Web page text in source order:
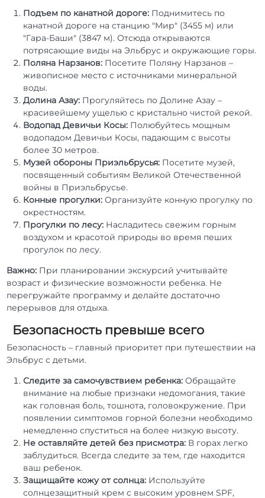
Подъем по канатной дороге: Поднимитесь по
канатной дороге на станцию "Мир" (3455 м) или
"Гара-Баши" (3847 м). Отсюда открываются
потрясающие виды на Эльбрус и окружающие горы.
Поляна Нарзанов: Посетите Поляну Нарзанов –
живописное место с источниками минеральной
воды.
Долина Азау: Прогуляйтесь по Долине Азау –
красивейшему ущелью с кристально чистой рекой.
Водопад Девичьи Косы: Полюбуйтесь мощным
водопадом Девичьи Косы, падающим с высоты
более 30 метров.
Музей обороны Приэльбрусья: Посетите музей,
посвященный событиям Великой Отечественной
войны в Приэльбрусье.
Конные прогулки: Организуйте конную прогулку по
окрестностям.
Прогулки по лесу: Насладитесь свежим горным
воздухом и красотой природы во время пеших
прогулок по лесу.
Важно: При планировании экскурсий учитывайте
возраст и физические возможности ребенка. Не
перегружайте программу и делайте достаточно
перерывов для отдыха.
Безопасность превыше всего
Безопасность – главный приоритет при путешествии на
Эльбрус с детьми.
Следите за самочувствием ребенка: Обращайте
внимание на любые признаки недомогания, такие
как головная боль, тошнота, головокружение. При
появлении симптомов горной болезни необходимо
немедленно спуститься на более низкую высоту.
Не оставляйте детей без присмотра: В горах легко
заблудиться. Всегда следите за тем, где находится
ваш ребенок.
Защищайте кожу от солнца: Используйте
солнцезащитный крем с высоким уровнем SPF,